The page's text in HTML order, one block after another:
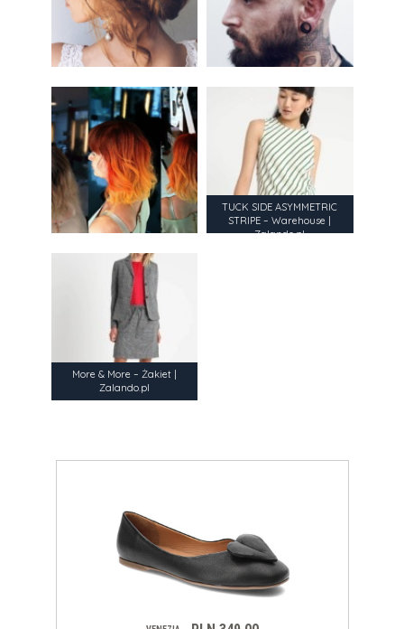
TUCK SIDE ASYMMETRIC
STRIPE – Warehouse |
Zalando.pl
More & More – Żakiet |
Zalando.pl